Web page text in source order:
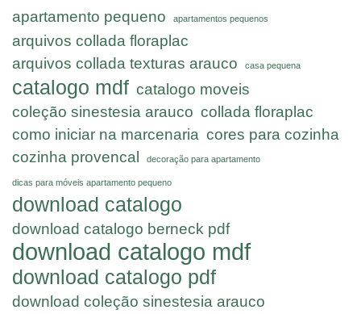
apartamento pequeno apartamentos pequenos
arquivos collada floraplac
arquivos collada texturas arauco
casa pequena
catalogo mdf catalogo moveis
coleção sinestesia arauco collada floraplac
como iniciar na marcenaria cores para cozinha
cozinha provencal
decoração para apartamento
dicas para móveis apartamento pequeno
download catalogo
download catalogo berneck pdf
download catalogo mdf
download catalogo pdf
download coleção sinestesia arauco